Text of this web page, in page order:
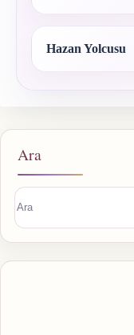
Hazan Yolcusu
Ara